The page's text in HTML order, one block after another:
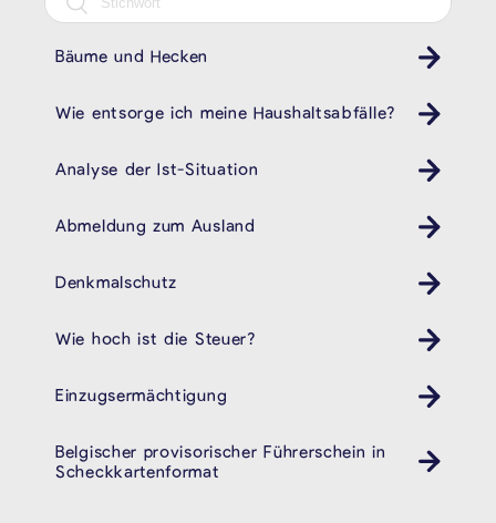
Bäume und Hecken
Wie entsorge ich meine Haushaltsabfälle?
Müll
Analyse der Ist-Situation
Abmeldung zum Ausland
Ausländeramt
Denkmalschutz
Wie hoch ist die Steuer?
Einzugsermächtigung
Belgischer provisorischer Führerschein in
Scheckkartenformat
Auto